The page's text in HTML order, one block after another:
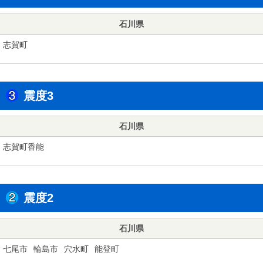
石川県
志賀町
震度3
石川県
志賀町香能
震度2
石川県
七尾市 輪島市 穴水町 能登町